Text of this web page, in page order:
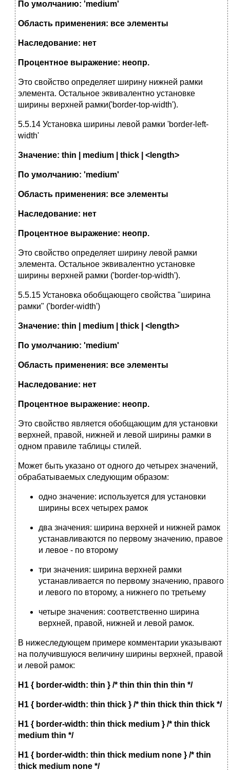
По умолчанию: 'medium'
Область применения: все элементы
Наследование: нет
Процентное выражение: неопр.
Это свойство определяет ширину нижней рамки
элемента. Остальное эквивалентно установке
ширины верхней рамки('border-top-width').
5.5.14 Установка ширины левой рамки 'border-left-
width'
Значение: thin | medium | thick | <length>
По умолчанию: 'medium'
Область применения: все элементы
Наследование: нет
Процентное выражение: неопр.
Это свойство определяет ширину левой рамки
элемента. Остальное эквивалентно установке
ширины верхней рамки ('border-top-width').
5.5.15 Установка обобщающего свойства "ширина
рамки" ('border-width')
Значение: thin | medium | thick | <length>
По умолчанию: 'medium'
Область применения: все элементы
Наследование: нет
Процентное выражение: неопр.
Это свойство является обобщающим для установки
верхней, правой, нижней и левой ширины рамки в
одном правиле таблицы стилей.
Может быть указано от одного до четырех значений,
обрабатываемых следующим образом:
одно значение: используется для установки
ширины всех четырех рамок
два значения: ширина верхней и нижней рамок
устанавливаются по первому значению, правое
и левое - по второму
три значения: ширина верхней рамки
устанавливается по первому значению, правого
и левого по второму, а нижнего по третьему
четыре значения: соответственно ширина
верхней, правой, нижней и левой рамок.
В нижеследующем примере комментарии указывают
на получившуюся величину ширины верхней, правой
и левой рамок:
H1 { border-width: thin } /* thin thin thin thin */
H1 { border-width: thin thick } /* thin thick thin thick */
H1 { border-width: thin thick medium } /* thin thick
medium thin */
H1 { border-width: thin thick medium none } /* thin
thick medium none */